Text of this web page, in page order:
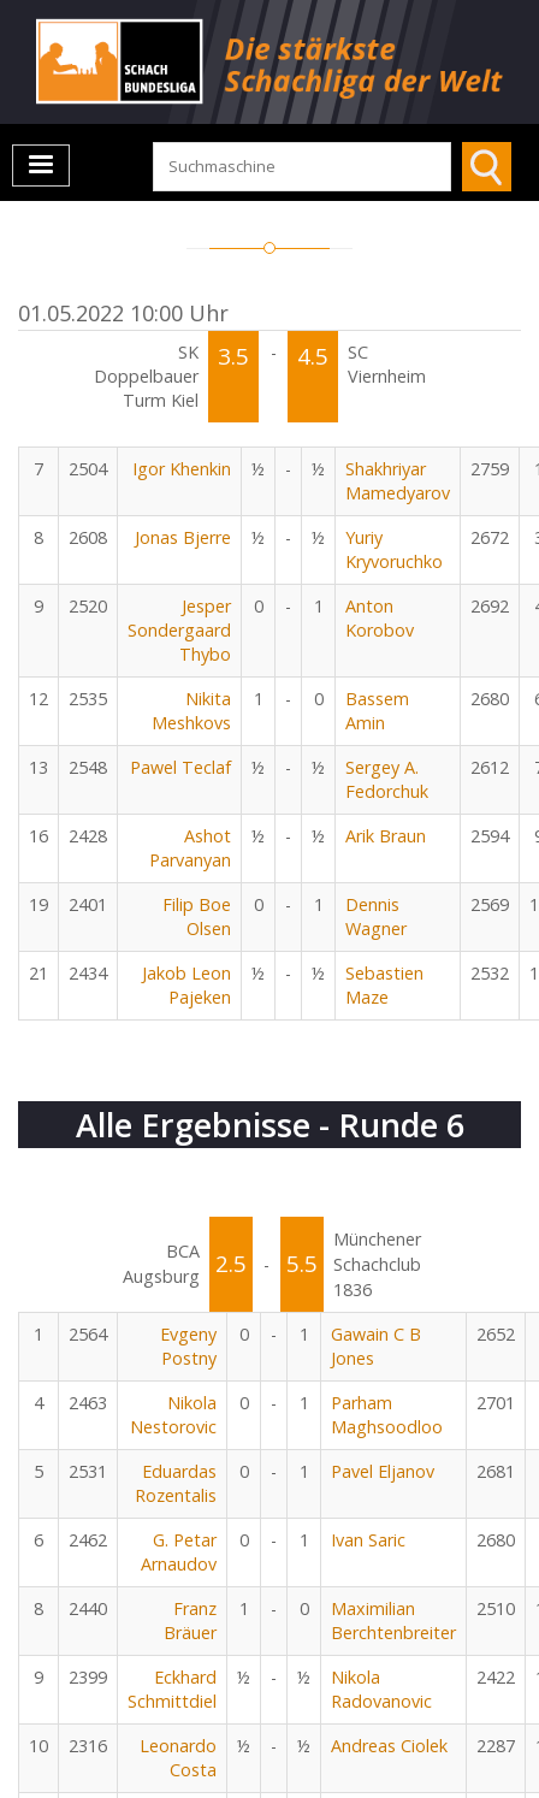
01.05.2022 10:00 Uhr
SK
Doppelbauer
Turm Kiel
3.5 - 4.5
SC
Viernheim
7 2504 Igor Khenkin ½ - ½
Shakhriyar
Mamedyarov
2759
8 2608 Jonas Bjerre ½ - ½
Yuriy
Kryvoruchko
2672
9 2520
Jesper
Sondergaard
Thybo
0 - 1
Anton
Korobov
2692
12 2535
Nikita
Meshkovs
1 - 0
Bassem
Amin
2680
13 2548 Pawel Teclaf ½ - ½
Sergey A.
Fedorchuk
2612
16 2428
Ashot
Parvanyan
½ - ½ Arik Braun 2594
19 2401
Filip Boe
Olsen
0 - 1
Dennis
Wagner
2569
21 2434
Jakob Leon
Pajeken
½ - ½
Sebastien
Maze
2532
Alle Ergebnisse - Runde 6
BCA
Augsburg
2.5 - 5.5
Münchener
Schachclub
1836
1
2564
Evgeny
Postny
0 - 1
Gawain C B
Jones
2652
4 2463
Nikola
Nestorovic
0 - 1
Parham
Maghsoodloo
2701
5 2531
Eduardas
Rozentalis
0 - 1 Pavel Eljanov 2681
6 2462
G. Petar
Arnaudov
0 - 1 Ivan Saric 2680
8 2440
Franz
Bräuer
1 - 0
Maximilian
Berchtenbreiter
2510
9 2399
Eckhard
Schmittdiel
½ - ½
Nikola
Radovanovic
2422
10 2316
Leonardo
Costa
½ - ½ Andreas Ciolek 2287